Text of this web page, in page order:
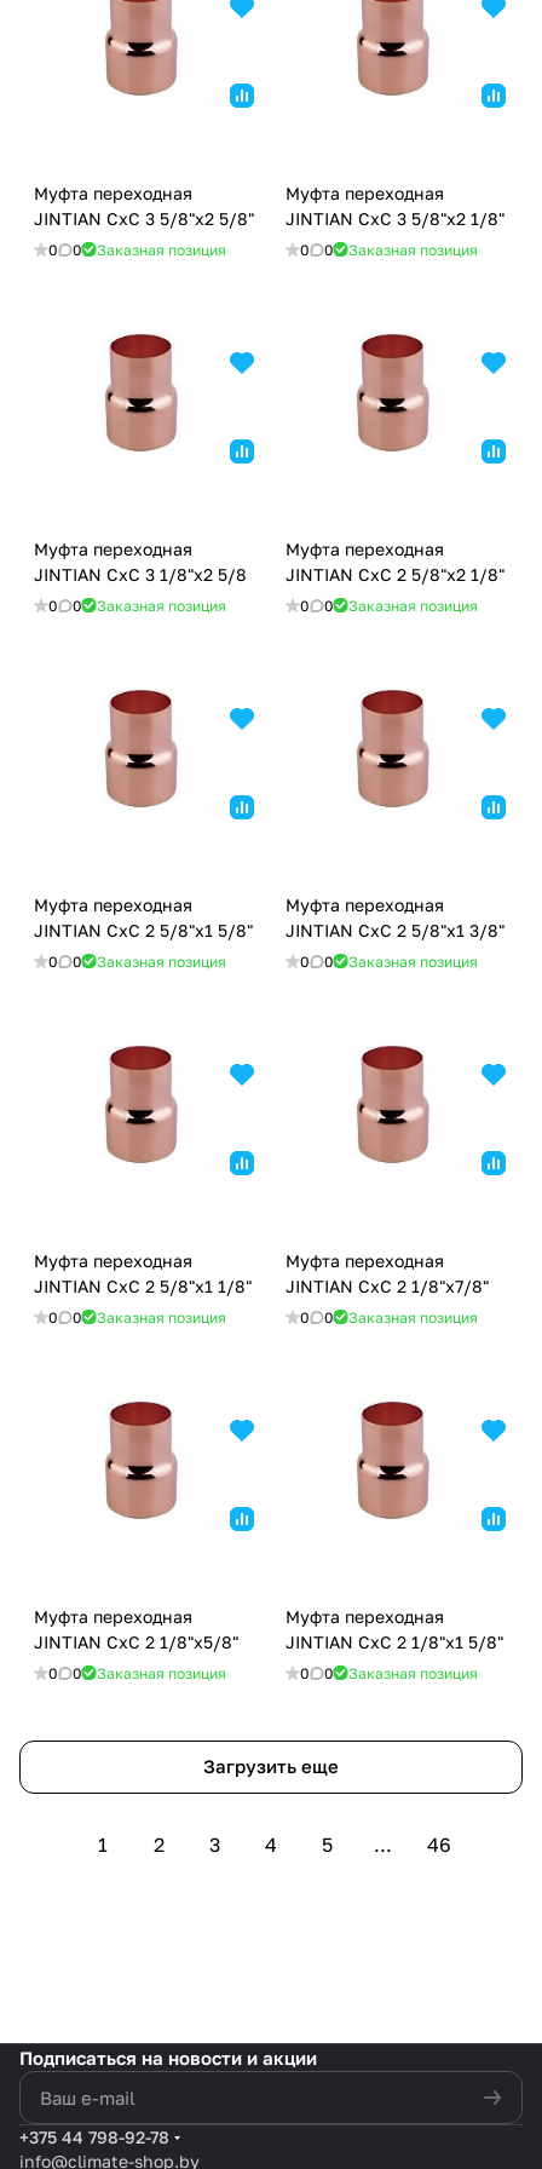
Муфта переходная
JINTIAN CxC 3 5/8"x2 5/8"
0 0 Заказная позиция
Муфта переходная
JINTIAN CxC 3 5/8"x2 1/8"
0 0 Заказная позиция
Муфта переходная
JINTIAN CxC 3 1/8"x2 5/8
0 0 Заказная позиция
Муфта переходная
JINTIAN CxC 2 5/8"x2 1/8"
0 0 Заказная позиция
Муфта переходная
JINTIAN CxC 2 5/8"x1 5/8"
0 0 Заказная позиция
Муфта переходная
JINTIAN CxC 2 5/8"x1 3/8"
0 0 Заказная позиция
Муфта переходная
JINTIAN CxC 2 5/8"x1 1/8"
0 0 Заказная позиция
Муфта переходная
JINTIAN CxC 2 1/8"x7/8"
0 0 Заказная позиция
Муфта переходная
JINTIAN CxC 2 1/8"x5/8"
0 0 Заказная позиция
Муфта переходная
JINTIAN CxC 2 1/8"x1 5/8"
0 0 Заказная позиция
Загрузить еще
1 2 3 4 5 ... 46
Подписаться на новости и акции
+375 44 798-92-78
info@climate-shop.by